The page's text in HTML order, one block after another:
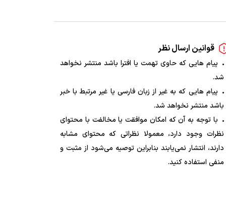
قوانین ارسال نظر
پیام هایی که حاوی تهمت یا افترا باشد منتشر نخواهد
شد.
پیام هایی که به غیر از زبان فارسی یا غیر مرتبط با خبر
باشد منتشر نخواهد شد.
با توجه به آن که امکان موافقت یا مخالفت با محتوای
نظرات وجود دارد، معمولا نظراتی که محتوای مشابه
دارند، انتشار نمی‌یابند بنابراین توصیه می‌شود از مثبت و
منفی استفاده کنید.